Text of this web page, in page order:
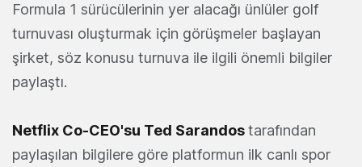
Formula 1 sürücülerinin yer alacağı ünlüler golf
turnuvası oluşturmak için görüşmeler başlayan
şirket, söz konusu turnuva ile ilgili önemli bilgiler
paylaştı.
Netflix Co-CEO'su Ted Sarandostarafından
paylaşılan bilgilere göre platformun ilk canlı spor